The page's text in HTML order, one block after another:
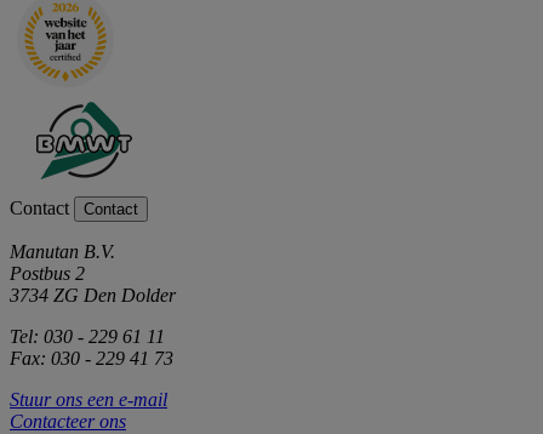
Contact Contact
Manutan B.V.
Postbus 2
3734 ZG Den Dolder
Tel: 030 - 229 61 11
Fax: 030 - 229 41 73
Stuur ons een e-mail
Contacteer ons